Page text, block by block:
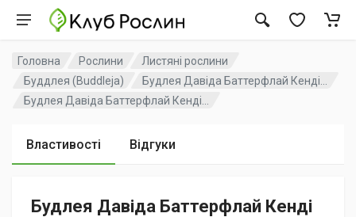
Головна Рослини
Листяні рослини
Буддлея (Buddleja)
Будлея Давіда Баттерфлай Кенді...
Будлея Давіда Баттерфлай Кенді...
Властивості Відгуки
Будлея Давіда Баттерфлай Кенді